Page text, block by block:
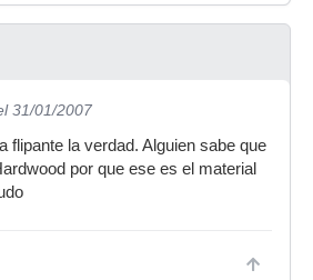
31/01/2007
flipante la verdad. Alguien sabe que
por que ese es el material